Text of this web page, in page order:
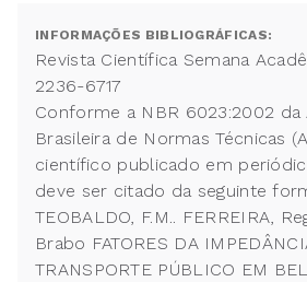
INFORMAÇÕES BIBLIOGRÁFICAS:
Revista Científica Semana
2236-6717
Conforme a NBR 6023:2002 da
Brasileira de Normas Técnicas
científico publicado em
deve ser citado da seguinte
TEOBALDO, F.M.. FERREIRA,
Brabo FATORES DA
TRANSPORTE PÚBLICO EM